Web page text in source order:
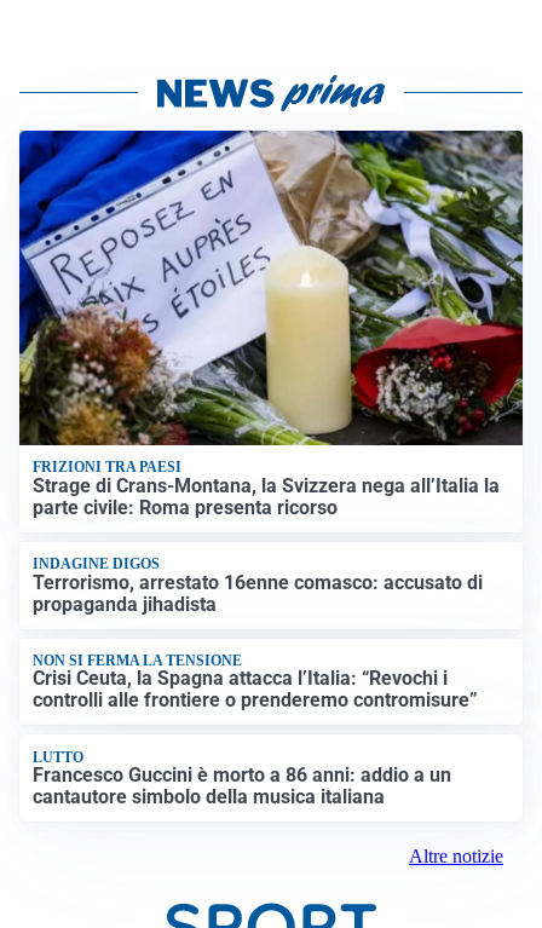
FRIZIONI TRA PAESI
Strage di Crans-Montana, la Svizzera nega all’Italia la
parte civile: Roma presenta ricorso
INDAGINE DIGOS
Terrorismo, arrestato 16enne comasco: accusato di
propaganda jihadista
NON SI FERMA LA TENSIONE
Crisi Ceuta, la Spagna attacca l’Italia: “Revochi i
controlli alle frontiere o prenderemo contromisure”
LUTTO
Francesco Guccini è morto a 86 anni: addio a un
cantautore simbolo della musica italiana
Altre notizie